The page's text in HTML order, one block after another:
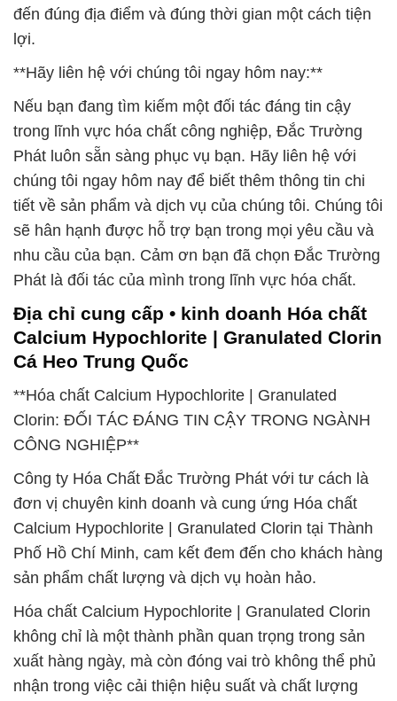
đến đúng địa điểm và đúng thời gian một cách tiện
lợi.
**Hãy liên hệ với chúng tôi ngay hôm nay:**
Nếu bạn đang tìm kiếm một đối tác đáng tin cậy
trong lĩnh vực hóa chất công nghiệp, Đắc Trường
Phát luôn sẵn sàng phục vụ bạn. Hãy liên hệ với
chúng tôi ngay hôm nay để biết thêm thông tin chi
tiết về sản phẩm và dịch vụ của chúng tôi. Chúng tôi
sẽ hân hạnh được hỗ trợ bạn trong mọi yêu cầu và
nhu cầu của bạn. Cảm ơn bạn đã chọn Đắc Trường
Phát là đối tác của mình trong lĩnh vực hóa chất.
Địa chỉ cung cấp • kinh doanh Hóa chất
Calcium Hypochlorite | Granulated Clorin
Cá Heo Trung Quốc
**Hóa chất Calcium Hypochlorite | Granulated
Clorin: ĐỐI TÁC ĐÁNG TIN CẬY TRONG NGÀNH
CÔNG NGHIỆP**
Công ty Hóa Chất Đắc Trường Phát với tư cách là
đơn vị chuyên kinh doanh và cung ứng Hóa chất
Calcium Hypochlorite | Granulated Clorin tại Thành
Phố Hồ Chí Minh, cam kết đem đến cho khách hàng
sản phẩm chất lượng và dịch vụ hoàn hảo.
Hóa chất Calcium Hypochlorite | Granulated Clorin
không chỉ là một thành phần quan trọng trong sản
xuất hàng ngày, mà còn đóng vai trò không thể phủ
nhận trong việc cải thiện hiệu suất và chất lượng